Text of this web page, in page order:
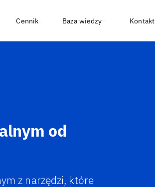
Cennik Baza wiedzy Kontakt
od
z narzędzi, które